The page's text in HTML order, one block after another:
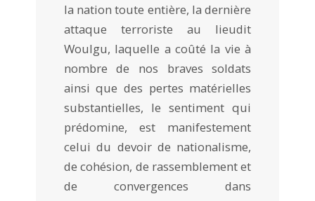
la nation toute entière, la dernière
attaque terroriste au lieudit
Woulgu, laquelle a coûté la vie à
nombre de nos braves soldats
ainsi que des pertes matérielles
substantielles, le sentiment qui
prédomine, est manifestement
celui du devoir de nationalisme,
de cohésion, de rassemblement et
de convergences dans